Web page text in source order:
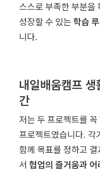
스스로 부족한 부분을
성장할 수 있는 학습
니다.
내일배움캠프
간
저는 두 프로젝트를
프로젝트였습니다. 각
함께 목표를 정하고
서 협업의 즐거움과 어